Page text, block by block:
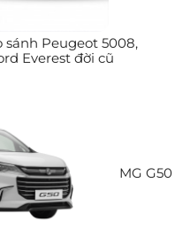
sánh Peugeot 5008,
Everest đời cũ
MG G50